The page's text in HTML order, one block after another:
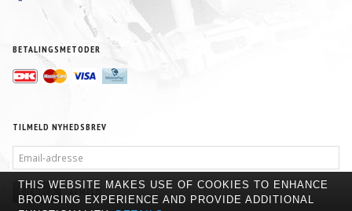
BETALINGSMETODER
TILMELD NYHEDSBREV
ADRESSE
TILMELD AFMELD
THIS WEBSITE MAKES USE OF COOKIES TO ENHANCE
BROWSING EXPERIENCE AND PROVIDE ADDITIONAL